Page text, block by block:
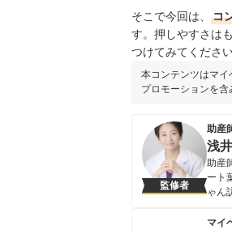
そこで今回は、 コ
す。押しやすさは
つけてみてください
本コンテンツはマイ
プロモーションを含
監修者
助産
浅
助産
ート
ゃん
マイ